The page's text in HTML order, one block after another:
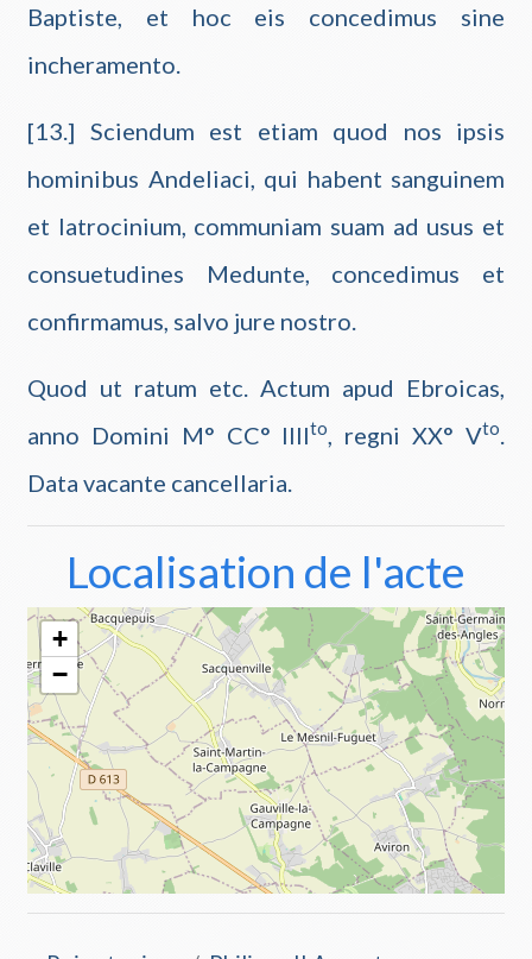
Baptiste, et hoc eis concedimus sine
incheramento.
[13.] Sciendum est etiam quod nos ipsis
hominibus Andeliaci, qui habent sanguinem
et latrocinium, communiam suam ad usus et
consuetudines Medunte, concedimus et
confirmamus, salvo jure nostro.
Quod ut ratum etc. Actum apud Ebroicas,
anno Domini M° CC° IIIIto , regni XX° Vto
Data vacante cancellaria.
Localisation de l'acte
Make this Notebook Trusted to load map: File ->
Trust Notebook